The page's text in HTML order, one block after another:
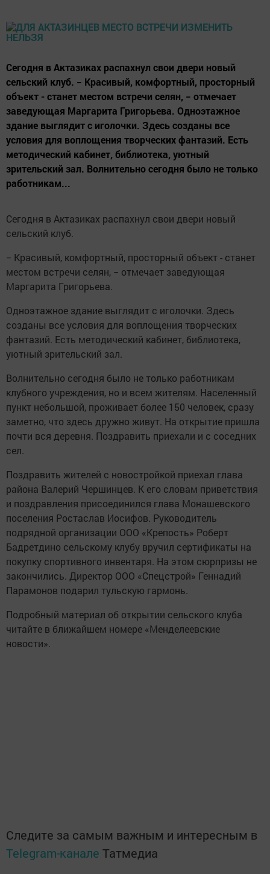
Сегодня в Актазиках распахнул свои двери новый
сельский клуб. − Красивый, комфортный, просторный
объект - станет местом встречи селян, − отмечает
заведующая Маргарита Григорьева. Одноэтажное
здание выглядит с иголочки. Здесь созданы все
условия для воплощения творческих фантазий. Есть
методический кабинет, библиотека, уютный
зрительский зал. Волнительно сегодня было не только
работникам...
Сегодня в Актазиках распахнул свои двери новый
сельский клуб.
− Красивый, комфортный, просторный объект - станет
местом встречи селян, − отмечает заведующая
Маргарита Григорьева.
Одноэтажное здание выглядит с иголочки. Здесь
созданы все условия для воплощения творческих
фантазий. Есть методический кабинет, библиотека,
уютный зрительский зал.
Волнительно сегодня было не только работникам
клубного учреждения, но и всем жителям. Населенный
пункт небольшой, проживает более 150 человек, сразу
заметно, что здесь дружно живут. На открытие пришла
почти вся деревня. Поздравить приехали и с соседних
сел.
Поздравить жителей с новостройкой приехал глава
района Валерий Чершинцев. К его словам приветствия
и поздравления присоединился глава Монашевского
поселения Ростаслав Иосифов. Руководитель
подрядной организации ООО «Крепость» Роберт
Бадретдино сельскому клубу вручил сертификаты на
покупку спортивного инвентаря. На этом сюрпризы не
закончились. Директор ООО «Спецстрой» Геннадий
Парамонов подарил тульскую гармонь.
Подробный материал об открытии сельского клуба
читайте в ближайшем номере «Менделеевские
новости».
Следите за самым важным и интересным в
Telegram-канале Татмедиа